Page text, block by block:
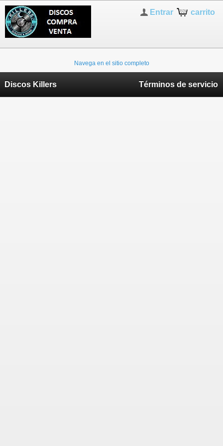
carrito
Entrar
Navega en el sitio completo
Discos Killers Términos de servicio